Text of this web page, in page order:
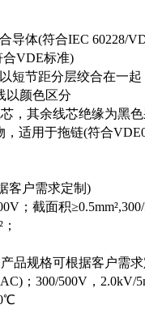
导体(符合IEC 60228/
合VDE标准)
短节距分层绞合在一
以颜色区分
其余线芯绝缘为黑色
适用于拖链(符合
户需求定制)
；截面积
品规格可根据客户需求
；300/500V，2.0kV/